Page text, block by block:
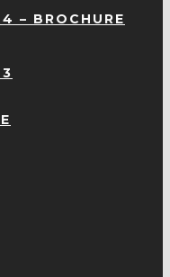
– BROCHURE